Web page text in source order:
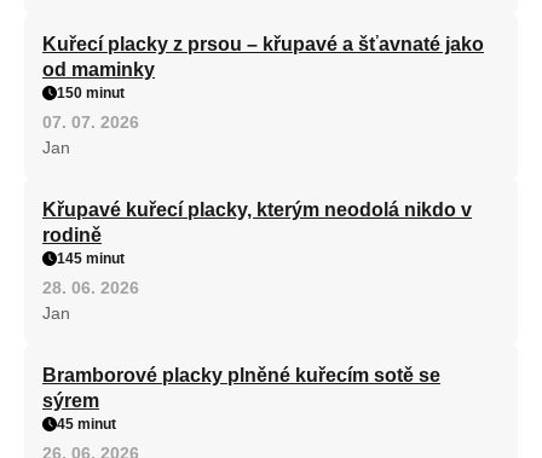
Kuřecí placky z prsou – křupavé a šťavnaté jako
od maminky
150 minut
07. 07. 2026
Jan
Křupavé kuřecí placky, kterým neodolá nikdo v
rodině
145 minut
28. 06. 2026
Jan
Bramborové placky plněné kuřecím sotě se
sýrem
45 minut
26. 06. 2026